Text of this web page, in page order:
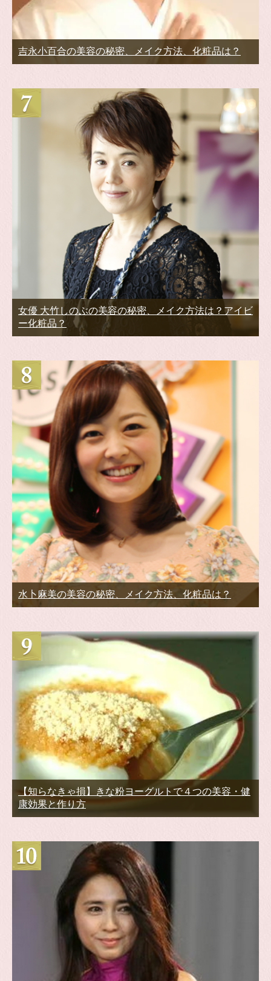
吉永小百合の美容の秘密、メイク方法、化粧品は？
女優 大竹しのぶの美容の秘密、メイク方法は？アイビ
ー化粧品？
水卜麻美の美容の秘密、メイク方法、化粧品は？
【知らなきゃ損】きな粉ヨーグルトで４つの美容・健
康効果と作り方